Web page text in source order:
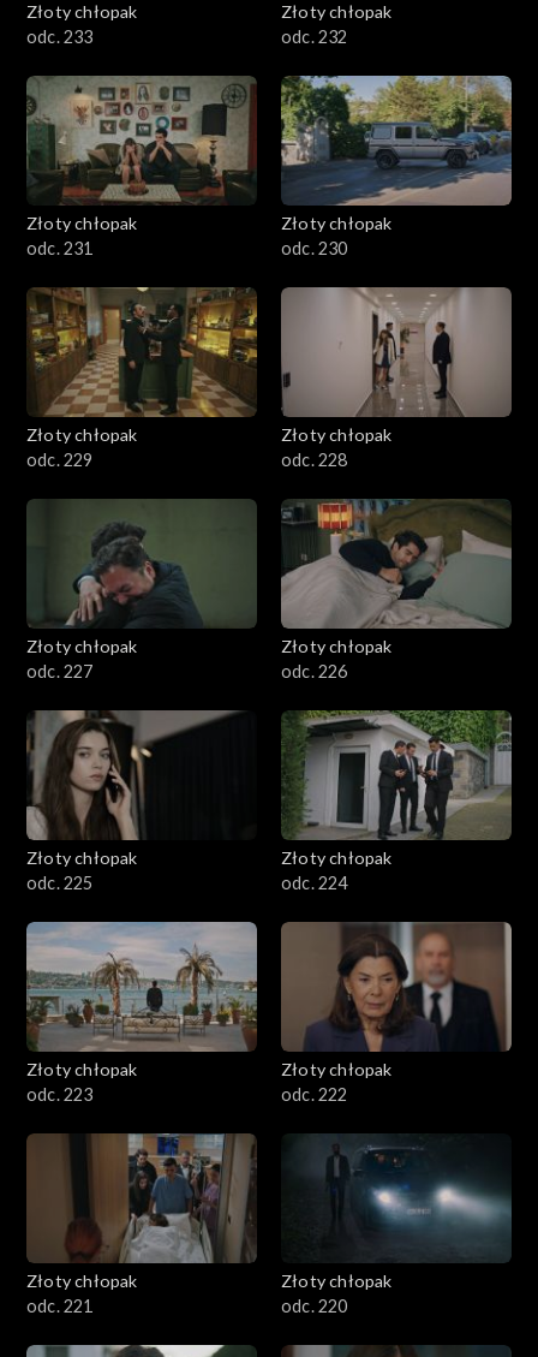
Złoty chłopak
odc. 233
Złoty chłopak
odc. 232
Złoty chłopak
odc. 231
Złoty chłopak
odc. 230
Złoty chłopak
odc. 229
Złoty chłopak
odc. 228
Złoty chłopak
odc. 227
Złoty chłopak
odc. 226
Złoty chłopak
odc. 225
Złoty chłopak
odc. 224
Złoty chłopak
odc. 223
Złoty chłopak
odc. 222
Złoty chłopak
odc. 221
Złoty chłopak
odc. 220